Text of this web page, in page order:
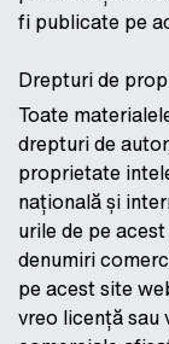
fi publicate pe
Drepturi de
Toate
drepturi de
proprietate
națională și
urile de pe
denumiri
pe acest site
vreo licență sau